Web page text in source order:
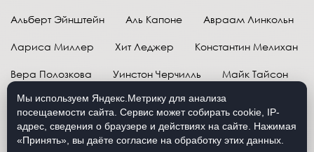
Альберт Эйнштейн Аль Капоне Авраам Линкольн
Лариса Миллер Хит Леджер Константин Мелихан
Вера Полозкова Уинстон Черчилль Майк Тайсон
Марк Твен Расул Гамзатов Грег Плитт
Далай-лама XIV Уоррен Баффетт
Мы используем Яндекс.Метрику для анализа
посещаемости сайта. Сервис может собирать cookie, IP-
адрес, сведения о браузере и действиях на сайте. Нажимая
«Принять», вы даёте согласие на обработку этих данных.